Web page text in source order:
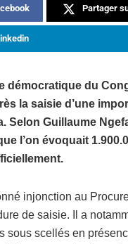
Partager
démocratique du
la saisie d’une
Selon Guillaume
l’on évoquait
injonction au
de saisie. Il a
sous scellés en